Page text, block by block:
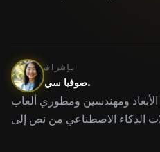
بإشراف
صوفيا سي.
الأبعاد ومهندسين ومطوري ألعاب